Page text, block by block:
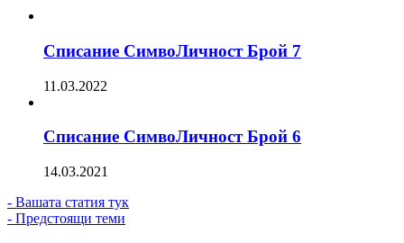
Списание СимвоЛичност Брой 7
11.03.2022
Списание СимвоЛичност Брой 6
14.03.2021
- Вашата статия тук
- Предстоящи теми